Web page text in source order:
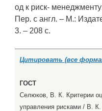
од к риск-
Пер. с англ. – М.:
3. – 208 с.
Цитировать (все
ГОСТ
Селюков, В. К. Критерии
управления рисками / В.